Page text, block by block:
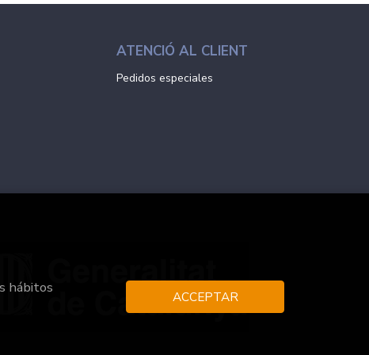
ATENCIÓ AL CLIENT
Pedidos especiales
hábitos
ACCEPTAR